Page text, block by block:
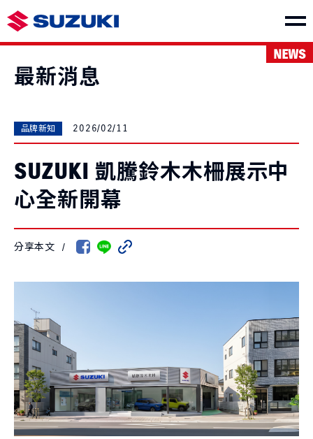
車款介紹
SWIFT
NT$730,000起
e VITARA
NT$849,000起
S-CROSS
NT$980,000起
CARRY
NT$499,000起
最新消息
NEWS
品牌新知 2026/02/11
SUZUKI 凱騰鈴木木柵展示中
心全新開幕
分享本文 /